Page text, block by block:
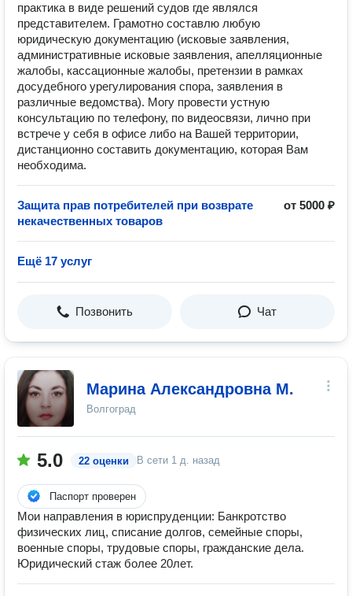
практика в виде решений судов где являлся
представителем. Грамотно составлю любую
юридическую документацию (исковые заявления,
административные исковые заявления, апелляционные
жалобы, кассационные жалобы, претензии в рамках
досудебного урегулирования спора, заявления в
различные ведомства). Могу провести устную
консультацию по телефону, по видеосвязи, лично при
встрече у себя в офисе либо на Вашей территории,
дистанционно составить документацию, которая Вам
необходима.
Защита прав потребителей при возврате
некачественных товаров
от 5000 ₽
Ещё 17 услуг
Позвонить Чат
Марина Александровна М.
Волгоград
5.0 22 оценки В сети 1 д. назад
Паспорт проверен
Мои направления в юриспруденции: Банкротство
физических лиц, списание долгов, семейные споры,
военные споры, трудовые споры, гражданские дела.
Юридический стаж более 20лет.